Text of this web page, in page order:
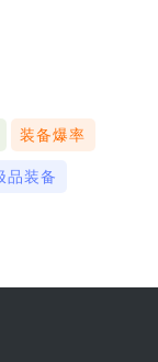
装备爆率
品装备